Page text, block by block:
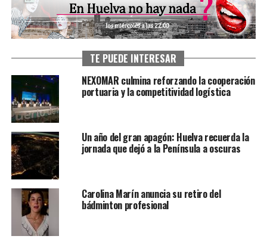
TE PUEDE INTERESAR
NEXOMAR culmina reforzando la cooperación
portuaria y la competitividad logística
Un año del gran apagón: Huelva recuerda la
jornada que dejó a la Península a oscuras
Carolina Marín anuncia su retiro del
bádminton profesional